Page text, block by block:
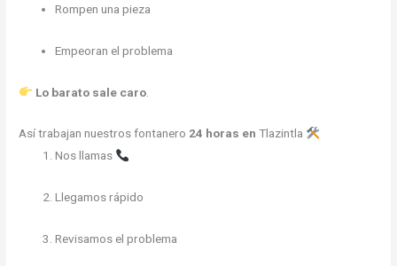
Rompen una pieza
Empeoran el problema
Lo barato sale caro.
Así trabajan nuestros fontanero 24 horas en Tlazintla
Nos llamas
Llegamos rápido
Revisamos el problema